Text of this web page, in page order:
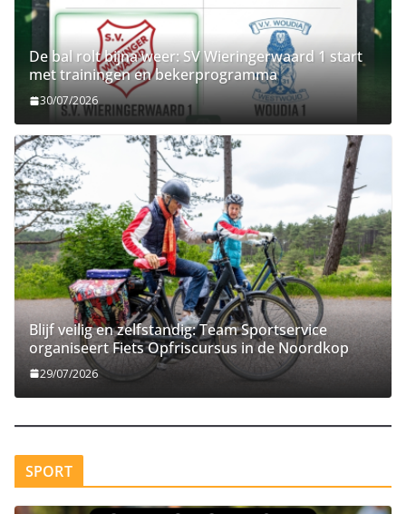
De bal rolt bijna weer: SV Wieringerwaard 1 start
met trainingen en bekerprogramma
30/07/2026
Blijf veilig en zelfstandig: Team Sportservice
organiseert Fiets Opfriscursus in de Noordkop​
29/07/2026
SPORT